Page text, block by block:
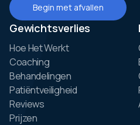
Begin met afvallen
Gewichtsverlies
Hoe Het Werkt
Coaching
Behandelingen
Patiëntveiligheid
Reviews
Prijzen